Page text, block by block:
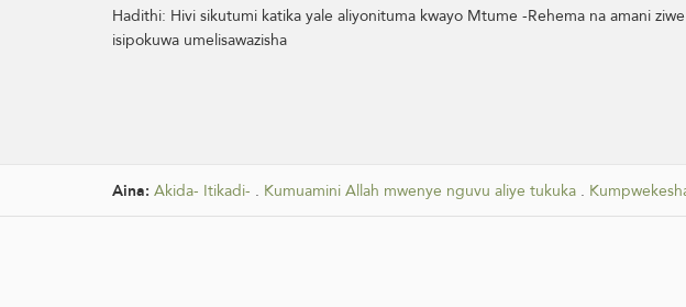
Hadithi: Hivi sikutumi katika yale aliyonituma kwayo Mtume -Rehema na amani
isipokuwa umelisawazisha
Aina: Akida- Itikadi- . Kumuamini Allah mwenye nguvu aliye tukuka .